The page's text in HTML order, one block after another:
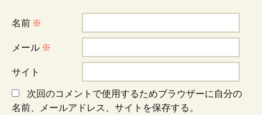
シ
ョ
ン
名前 ※
メール ※
サイト
次回のコメントで使用するためブラウザーに自分の
名前、メールアドレス、サイトを保存する。